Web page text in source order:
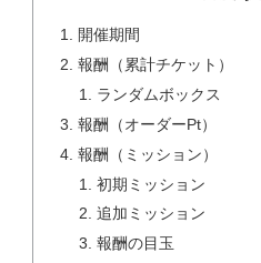
開催期間
報酬（累計チケット）
ランダムボックス
報酬（オーダーPt）
報酬（ミッション）
初期ミッション
追加ミッション
報酬の目玉